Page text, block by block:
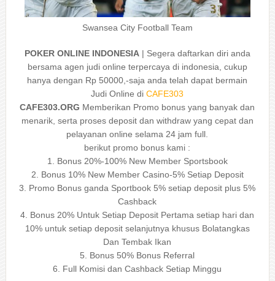
Swansea City Football Team
POKER ONLINE INDONESIA| Segera daftarkan diri anda
bersama agen judi online terpercaya di indonesia, cukup
hanya dengan Rp 50000,-saja anda telah dapat bermain
Judi Online diCAFE303
CAFE303.ORG Memberikan Promo bonus yang banyak dan
menarik, serta proses deposit dan withdraw yang cepat dan
pelayanan online selama 24 jam full.
berikut promo bonus kami :
1. Bonus 20%-100% New Member Sportsbook
2. Bonus 10% New Member Casino-5% Setiap Deposit
3. Promo Bonus ganda Sportbook 5% setiap deposit plus 5%
Cashback
4. Bonus 20% Untuk Setiap Deposit Pertama setiap hari dan
10% untuk setiap deposit selanjutnya khusus Bolatangkas
Dan Tembak Ikan
5. Bonus 50% Bonus Referral
6. Full Komisi dan Cashback Setiap Minggu